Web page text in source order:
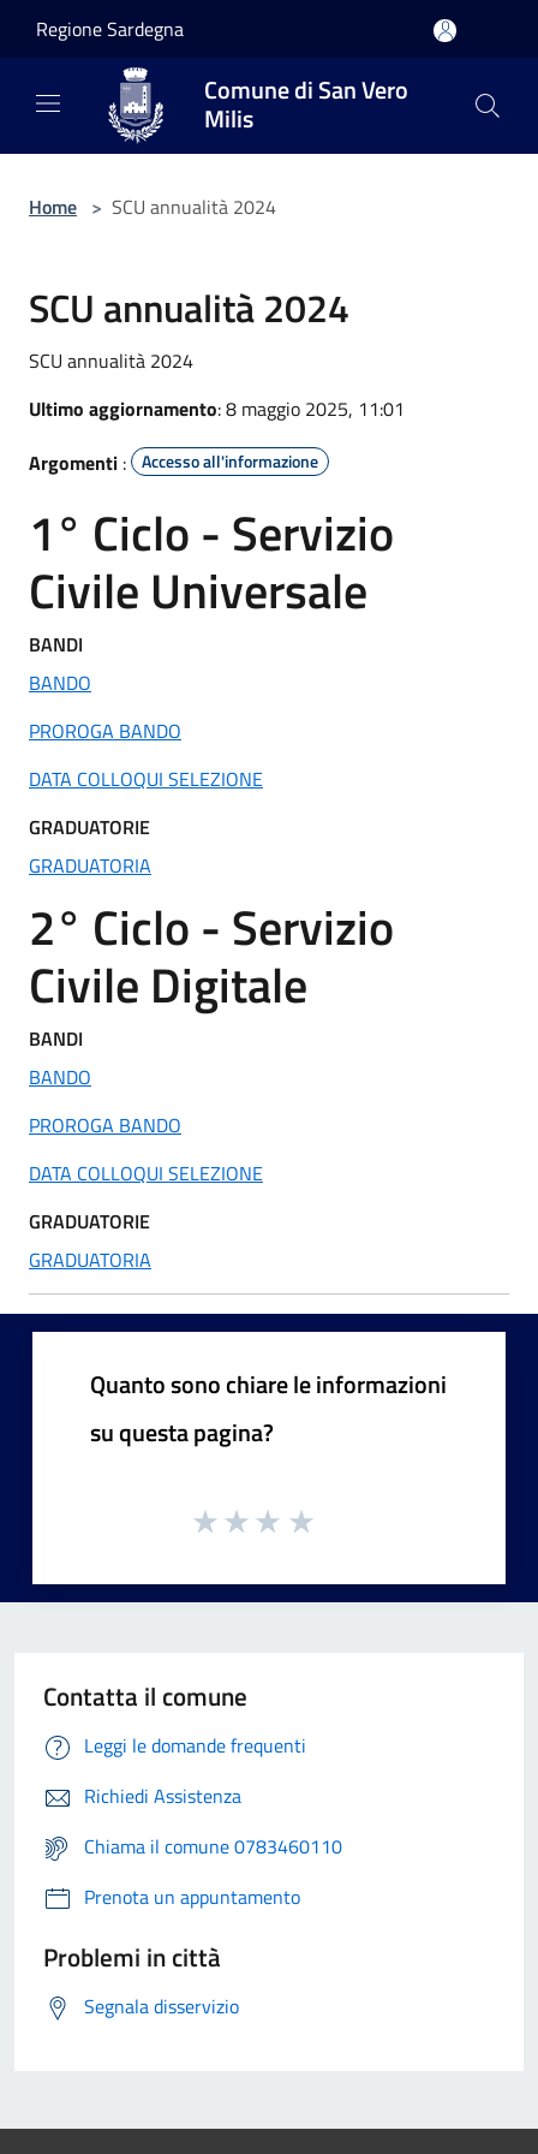
Regione Sardegna
Comune di San Vero
Milis
Home > SCU annualità 2024
SCU annualità 2024
SCU annualità 2024
Ultimo aggiornamento: 8 maggio 2025, 11:01
Argomenti : Accesso all'informazione
1° Ciclo - Servizio
Civile Universale
BANDI
BANDO
PROROGA BANDO
DATA COLLOQUI SELEZIONE
GRADUATORIE
GRADUATORIA
2° Ciclo - Servizio
Civile Digitale
BANDI
BANDO
PROROGA BANDO
DATA COLLOQUI SELEZIONE
GRADUATORIE
GRADUATORIA
Quanto sono chiare le informazioni
su questa pagina?
Contatta il comune
Leggi le domande frequenti
Richiedi Assistenza
Chiama il comune 0783460110
Prenota un appuntamento
Problemi in città
Segnala disservizio